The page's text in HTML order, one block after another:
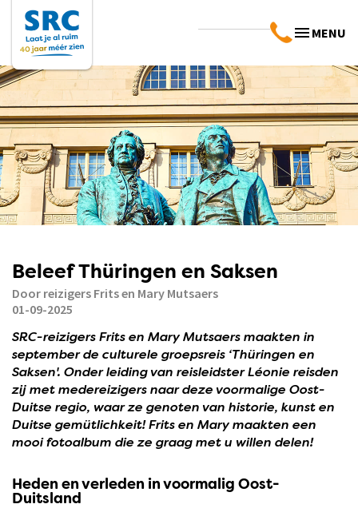
MENU
Beleef Thüringen en Saksen
Door reizigers Frits en Mary Mutsaers
01-09-2025
SRC-reizigers Frits en Mary Mutsaers maakten in
september de culturele groepsreis ‘Thüringen en
Saksen'. Onder leiding van reisleidster Léonie reisden
zij met medereizigers naar deze voormalige Oost-
Duitse regio, waar ze genoten van historie, kunst en
Duitse gemütlichkeit! Frits en Mary maakten een
mooi fotoalbum die ze graag met u willen delen!
Heden en verleden in voormalig Oost-
Duitsland